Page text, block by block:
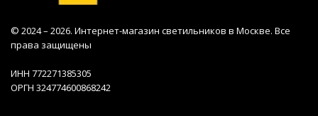
© 2024 – 2026. Интернет-магазин светильников в Москве. Все
права защищены
ИНН 772271385305
ОРГН 324774600868242